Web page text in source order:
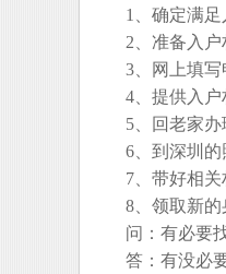
1、确定满足
2、准备入户材
3、网上填写申
4、提供入户材
5、回老家办
6、到深圳的照
7、带好相关
8、领取新的
问：有必要找
答：有没必要